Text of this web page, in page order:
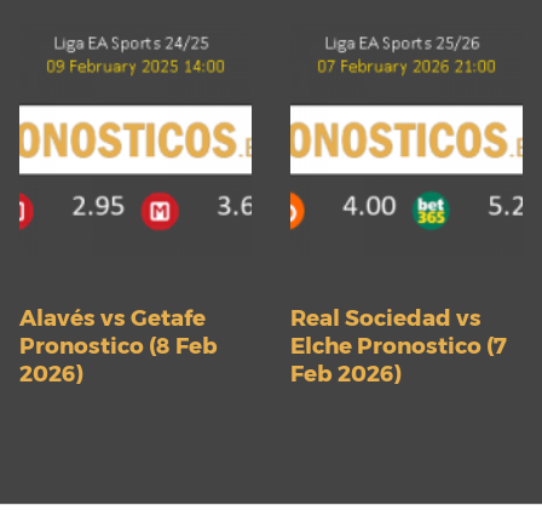
Alavés vs Getafe
Pronostico (8 Feb
2026)
Real Sociedad vs
Elche Pronostico (7
Feb 2026)